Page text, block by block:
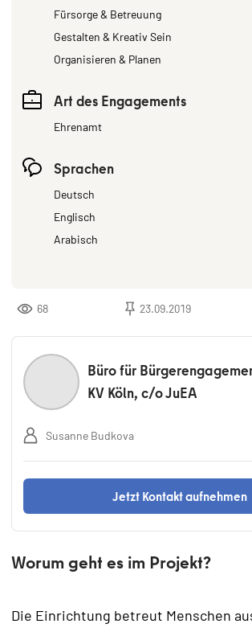
Fürsorge & Betreuung
Gestalten & Kreativ Sein
Organisieren & Planen
Art des Engagements
Ehrenamt
Sprachen
Deutsch
Englisch
Arabisch
68 23.09.2019
Büro für
KV Köln, c/o JuEA
Susanne Budkova
Jetzt Kontakt aufnehmen
Worum geht es im Projekt?
Die Einrichtung betreut Menschen